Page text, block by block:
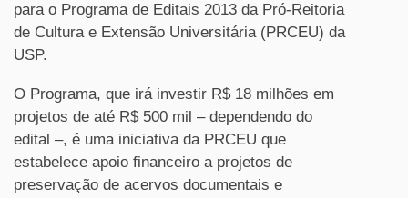
para o Programa de Editais 2013 da Pró-Reitoria
de Cultura e Extensão Universitária (PRCEU) da
USP.
O Programa, que irá investir R$ 18 milhões em
projetos de até R$ 500 mil – dependendo do
edital –, é uma iniciativa da PRCEU que
estabelece apoio financeiro a projetos de
preservação de acervos documentais e